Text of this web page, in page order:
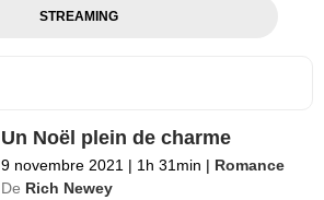
STREAMING
Un Noël plein de charme
9 novembre 2021 | 1h 31min | Romance
De Rich Newey